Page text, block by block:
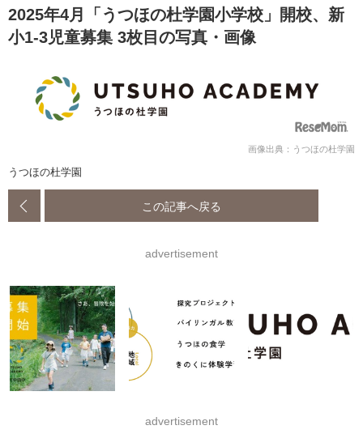
2025年4月「うつほの杜学園小学校」開校、新
小1-3児童募集 3枚目の写真・画像
画像出典：うつほの杜学園
うつほの杜学園
この記事へ戻る
advertisement
advertisement